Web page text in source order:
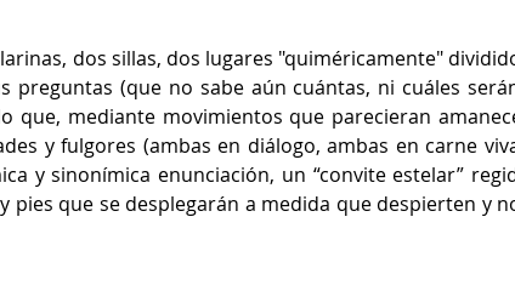
dos sillas, dos lugares "quiméricamente"
preguntas (que no sabe aún cuántas, ni cuáles
que, mediante movimientos que parecieran
y fulgores (ambas en diálogo, ambas en carne
y sinonímica enunciación, un “convite estelar”
pies que se desplegarán a medida que despierten y